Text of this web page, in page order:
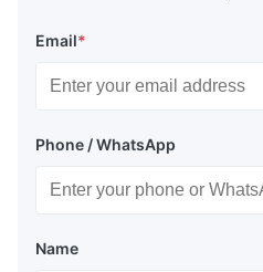
Email*
Phone / WhatsApp
Name